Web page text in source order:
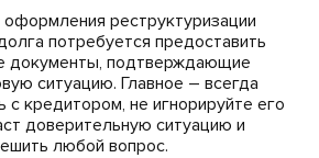
реструктуризации
потребуется предоставить
документы, подтверждающие
ситуацию. Главное – всегда
с кредитором, не игнорируйте его
доверительную ситуацию и
любой вопрос.